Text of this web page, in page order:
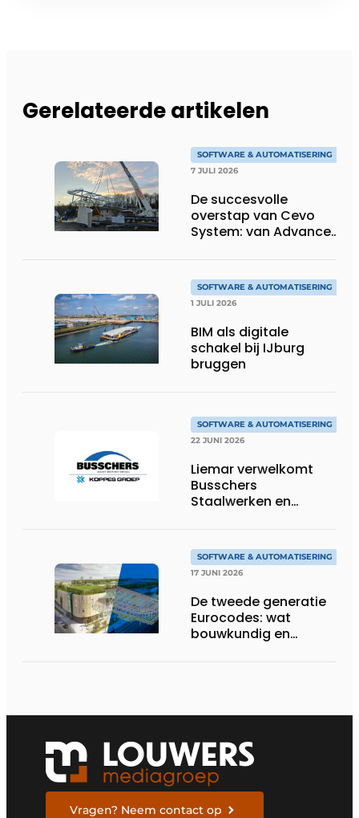
Gerelateerde artikelen
SOFTWARE & AUTOMATISERING
7 JULI 2026
De succesvolle
overstap van Cevo
System: van Advance
SOFTWARE & AUTOMATISERING
1 JULI 2026
BIM als digitale
schakel bij IJburg
bruggen
SOFTWARE & AUTOMATISERING
22 JUNI 2026
Liemar verwelkomt
Busschers
Staalwerken en
SOFTWARE & AUTOMATISERING
17 JUNI 2026
De tweede generatie
Eurocodes: wat
bouwkundig en
Vragen? Neem contact op